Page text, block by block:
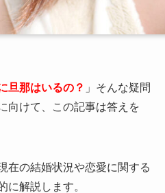
旦那はいるの？ 」そんな疑問
向けて、この記事は答えを
在の結婚状況や恋愛に関する
に解説します。